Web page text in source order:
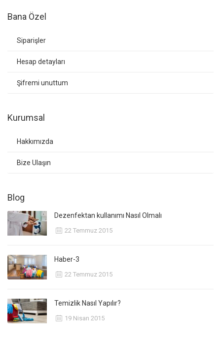
Bana Özel
Siparişler
Hesap detayları
Şifremi unuttum
Kurumsal
Hakkımızda
Bize Ulaşın
Blog
Dezenfektan kullanımı Nasıl Olmalı
22 Temmuz 2015
Haber-3
22 Temmuz 2015
Temizlik Nasıl Yapılır?
19 Nisan 2015